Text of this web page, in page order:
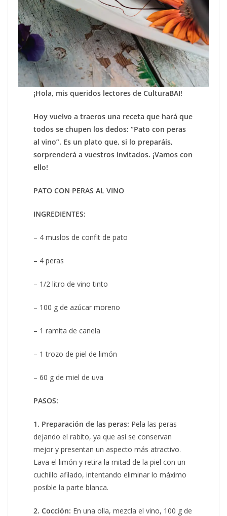
¡Hola, mis queridos lectores de CulturaBAI!
Hoy vuelvo a traeros una receta que hará que
todos se chupen los dedos: “Pato con peras
al vino”. Es un plato que, si lo preparáis,
sorprenderá a vuestros invitados. ¡Vamos con
ello!
PATO CON PERAS AL VINO
INGREDIENTES:
– 4 muslos de confit de pato
– 4 peras
– 1/2 litro de vino tinto
– 100 g de azúcar moreno
– 1 ramita de canela
– 1 trozo de piel de limón
– 60 g de miel de uva
PASOS:
1. Preparación de las peras: Pela las peras
dejando el rabito, ya que así se conservan
mejor y presentan un aspecto más atractivo.
Lava el limón y retira la mitad de la piel con un
cuchillo afilado, intentando eliminar lo máximo
posible la parte blanca.
2. Cocción: En una olla, mezcla el vino, 100 g de